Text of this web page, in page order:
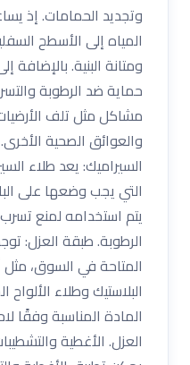
وتجديد الحمامات. إذ
المياه إلى الأسطح
ومتانة البنية. بالإضافة
حماية ضد الرطوبة
مشاكل مثل تلف
والعوائق الصحية
السيراميك: يعد طلاء
التي يجب وضعها على
يتم استخدامه لمنع
الرطوبة. طبقة العزل:
المتاحة في السوق، مثل
البلاستيك وطلاء الألواح
المادة المناسبة وفقًا
العزل. الأغطية